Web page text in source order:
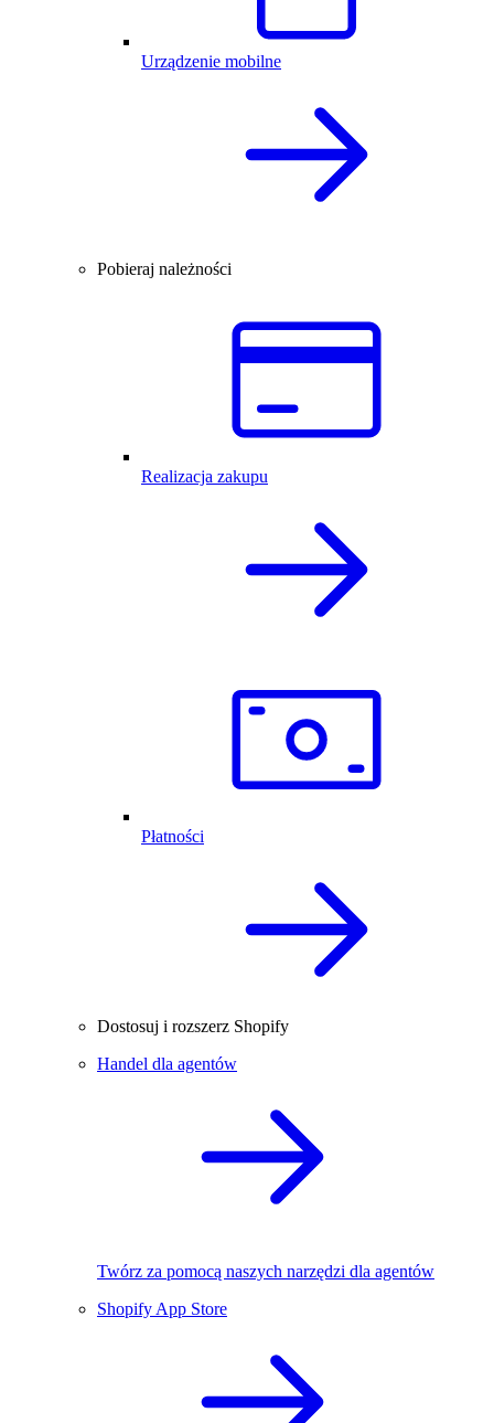
Urządzenie mobilne
Pobieraj należności
Realizacja zakupu
Płatności
Dostosuj i rozszerz Shopify
Handel dla agentów
Twórz za pomocą naszych narzędzi dla agentów
Shopify App Store